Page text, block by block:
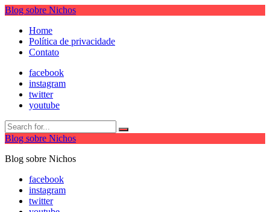
Blog sobre Nichos
Home
Política de privacidade
Contato
facebook
instagram
twitter
youtube
Blog sobre Nichos
Blog sobre Nichos
facebook
instagram
twitter